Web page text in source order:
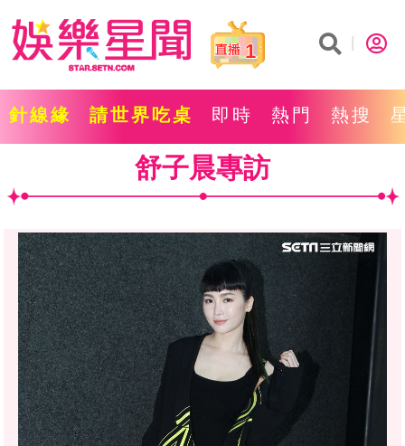
1
針線緣 請世界吃桌 即時 熱門 熱搜
舒子晨專訪